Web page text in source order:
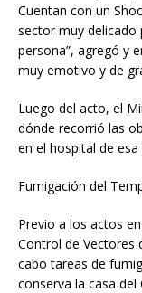
Cuentan con un
sector muy delicado
persona”, agregó y
muy emotivo y de
Luego del acto, el
dónde recorrió las
en el hospital de esa
Fumigación del
Previo a los actos
Control de Vectores
cabo tareas de
conserva la casa del